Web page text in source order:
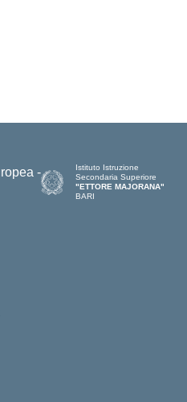
Istituto Istruzione
Secondaria Superiore
"ETTORE MAJORANA"
BARI